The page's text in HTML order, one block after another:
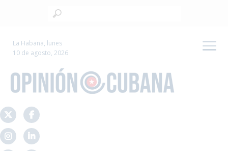
La Habana, lunes
10 de agosto, 2026